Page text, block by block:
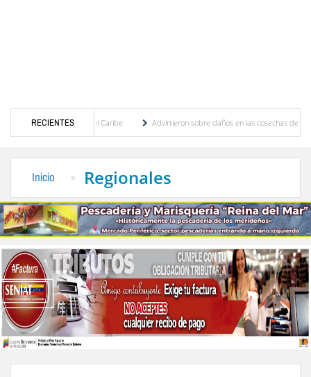
RECIENTES
y del Caribe
Advirtieron sobre daños en las cosechas de los Andes ante
Inicio Regionales